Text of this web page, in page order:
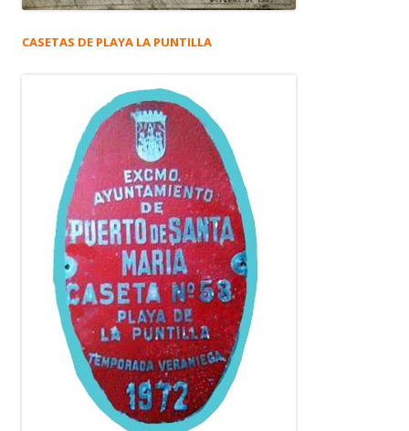
CASETAS DE PLAYA LA PUNTILLA